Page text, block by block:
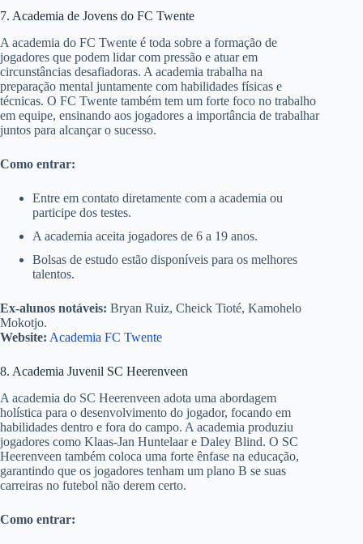
7. Academia de Jovens do FC Twente
A academia do FC Twente é toda sobre a formação de
jogadores que podem lidar com pressão e atuar em
circunstâncias desafiadoras. A academia trabalha na
preparação mental juntamente com habilidades físicas e
técnicas. O FC Twente também tem um forte foco no trabalho
em equipe, ensinando aos jogadores a importância de trabalhar
juntos para alcançar o sucesso.
Como entrar:
Entre em contato diretamente com a academia ou
participe dos testes.
A academia aceita jogadores de 6 a 19 anos.
Bolsas de estudo estão disponíveis para os melhores
talentos.
Ex-alunos notáveis: Bryan Ruiz, Cheick Tioté, Kamohelo
Mokotjo.
Website: Academia FC Twente
8. Academia Juvenil SC Heerenveen
A academia do SC Heerenveen adota uma abordagem
holística para o desenvolvimento do jogador, focando em
habilidades dentro e fora do campo. A academia produziu
jogadores como Klaas-Jan Huntelaar e Daley Blind. O SC
Heerenveen também coloca uma forte ênfase na educação,
garantindo que os jogadores tenham um plano B se suas
carreiras no futebol não derem certo.
Como entrar: